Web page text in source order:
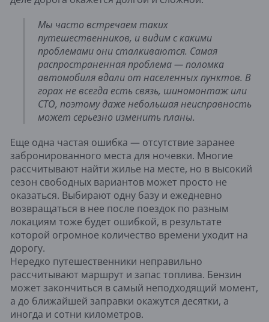
Мы часто встречаем таких
путешественников, и видим с какими
проблемами они сталкиваются. Самая
распространенная проблема — поломка
автомобиля вдали от населенных пунктов. В
горах не всегда есть связь, шиномонтаж или
СТО, поэтому даже небольшая неисправность
может серьезно изменить планы.
Еще одна частая ошибка — отсутствие заранее
забронированного места для ночевки. Многие
рассчитывают найти жилье на месте, но в высокий
сезон свободных вариантов может просто не
оказаться. Выбирают одну базу и ежедневно
возвращаться в нее после поездок по разным
локациям тоже будет ошибкой, в результате
которой огромное количество времени уходит на
дорогу.
Нередко путешественники неправильно
рассчитывают маршрут и запас топлива. Бензин
может закончиться в самый неподходящий момент,
а до ближайшей заправки окажутся десятки, а
иногда и сотни километров.